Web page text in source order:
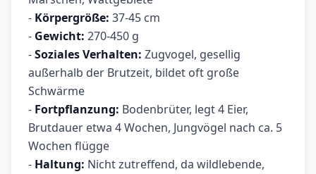
- Körpergröße: 37-45 cm
- Gewicht: 270-450 g
-Soziales Verhalten: Zugvogel, gesellig
außerhalb der Brutzeit, bildet oft große
Schwärme
- Fortpflanzung: Bodenbrüter, legt 4 Eier,
Brutdauer etwa 4 Wochen, Jungvögel nach ca. 5
Wochen flügge
- Haltung: Nicht zutreffend, da wildlebende,